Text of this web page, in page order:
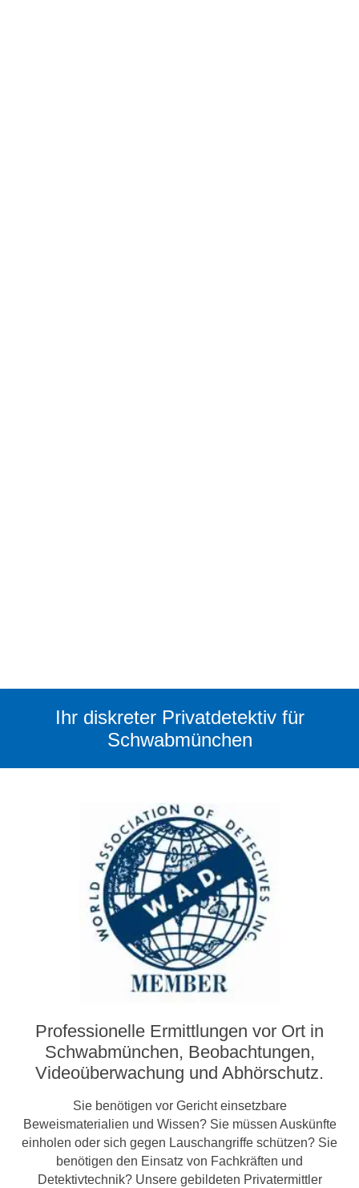
Ihr diskreter Privatdetektiv für
Schwabmünchen
Professionelle Ermittlungen vor Ort in
Schwabmünchen, Beobachtungen,
Video­­überwachung und Abhörschutz.
Sie benötigen vor Gericht einsetzbare
Beweismaterialien und Wissen? Sie müssen Auskünfte
einholen oder sich gegen Lauschangriffe schützen? Sie
benötigen den Einsatz von Fachkräften und
Detektivtechnik? Unsere gebildeten Privatermittler